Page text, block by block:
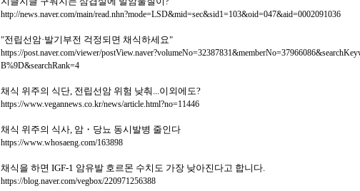
http://news.naver.com/main/read.nhn?mode=LSD&mid=sec&sid1=103&oid=047&aid=0002091036
"전립선암·발기부전 걱정되면 채식하세요"
https://post.naver.com/viewer/
B%9D&searchRank=4
채식 위주의 식단, 전립선암 위험 낮춰...이외에도?
https://www.vegannews.co.kr/news/article.html?no=11446
채식 위주의 식사, 암・당뇨 동시발병 줄인다
https://www.whosaeng.com/163898
채식을 하면 IGF-1 암유발 호르몬 수치도 가장 낮아진다고 합니다.
https://blog.naver.com/vegbox/220971256388